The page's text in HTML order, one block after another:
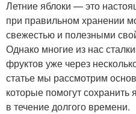
Летние яблоки — это
при правильном хранении
свежестью и полезными
Однако многие из нас
фруктов уже через
статье мы рассмотрим
которые помогут
в течение долгого времени.